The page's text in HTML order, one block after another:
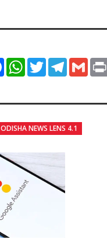
FacebookWhatsApp
TwitterTelegram
Gmail
ODISHA NEWS LENS 4.1